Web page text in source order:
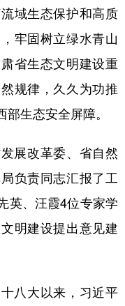
域生态保护和高质
牢固树立绿水青山
省生态文明建设重
规律，久久为功推
生态安全屏障。
展改革委、省自然
负责同志汇报了工
英、汪霞4位专家学
明建设提出意见建
八大以来，习近平